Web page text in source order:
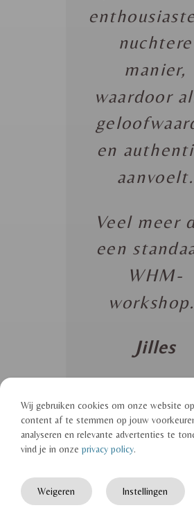
nuchtere
manier,
waardoor
en
aanvoelt.
Veel meer
een
WHM-
Jilles
overtuigingen
Veel mensen besteden een
Wij gebruiken cookies om onze website
content af te stemmen op jouw
analyseren en relevante advertenties te
vind je in onze privacy policy.
Instellingen
Weigeren